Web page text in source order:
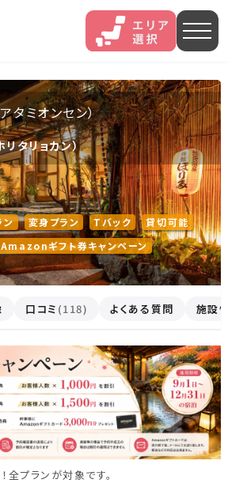
伊香保 熱海
穴原 鬼怒川
越後湯沢 三谷
あわら 菊池
県(3) 山形県(3)
宮城県(8)
県(25)
茨城県(4)
ミオンセン）
リタリョカン）
ン 変身プラン Tバック
貸切可能
Amazonギフト券キャンペーン
口コミ (118) よくある質問 施設
全プランが対象です。